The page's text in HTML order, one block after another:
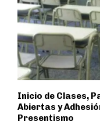
Inicio de Clases,
Abiertas y
Presentismo